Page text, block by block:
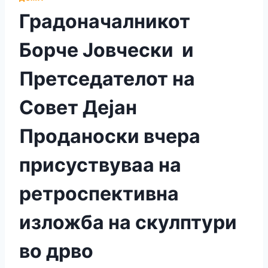
Градоначалникот
Борче Јовчески и
Претседателот на
Совет Дејан
Проданоски вчера
присуствуваа на
ретроспективна
изложба на скулптури
во дрво